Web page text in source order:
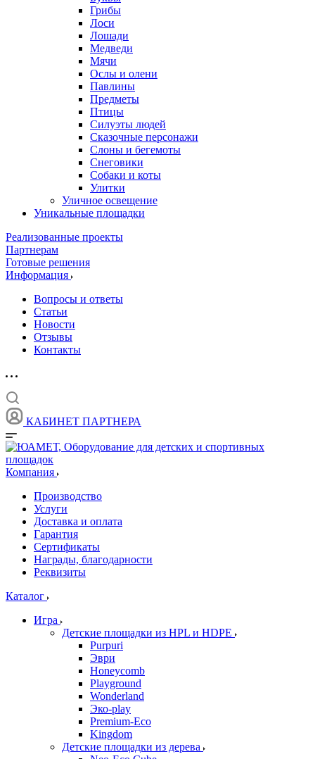
Грибы
Лоси
Лошади
Медведи
Мячи
Ослы и олени
Павлины
Предметы
Птицы
Силуэты людей
Сказочные персонажи
Слоны и бегемоты
Снеговики
Собаки и коты
Улитки
Уличное освещение
Уникальные площадки
Реализованные проекты
Партнерам
Готовые решения
Информация
Вопросы и ответы
Статьи
Новости
Отзывы
Контакты
КАБИНЕТ ПАРТНЕРА
Компания
Производство
Услуги
Доставка и оплата
Гарантия
Сертификаты
Награды, благодарности
Реквизиты
Каталог
Игра
Детские площадки из HPL и HDPE
Purpuri
Эври
Honeycomb
Playground
Wonderland
Эко-play
Premium-Eco
Kingdom
Детские площадки из дерева